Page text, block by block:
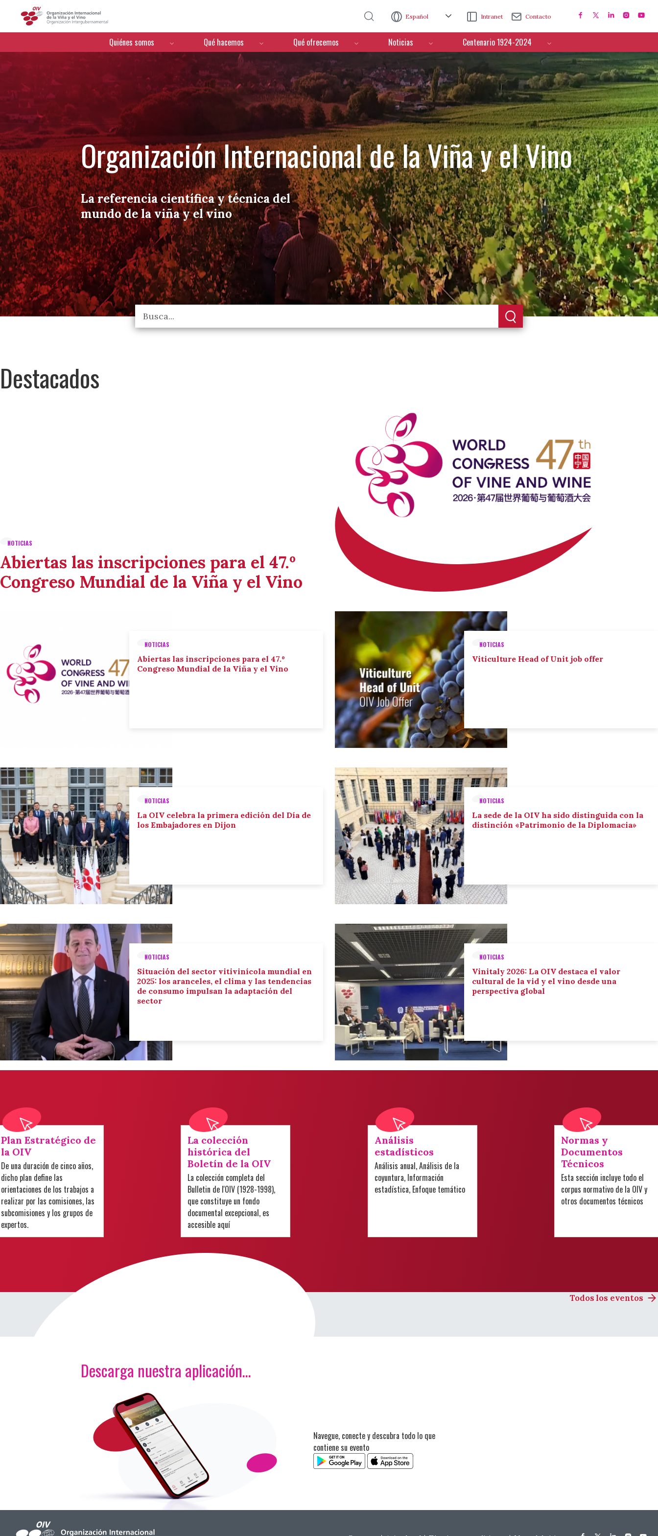
Español Intranet Contacto
Menú de navegación
Quiénes somos Qué hacemos Qué ofrecemos Noticias Centenario 1924-2024
Organización Internacional de la Viña y el Vino
La referencia científica y técnica del
mundo de la viña y el vino
Destacados
NOTICIAS
Abiertas las inscripciones para el 47.º
Congreso Mundial de la Viña y el Vino
NOTICIAS
Abiertas las inscripciones para el 47.º
Congreso Mundial de la Viña y el Vino
NOTICIAS
Viticulture Head of Unit job offer
NOTICIAS
La OIV celebra la primera edición del Día de
los Embajadores en Dijon
NOTICIAS
La sede de la OIV ha sido distinguida con la
distinción «Patrimonio de la Diplomacia»
NOTICIAS
Situación del sector vitivinícola mundial en
2025: los aranceles, el clima y las tendencias
de consumo impulsan la adaptación del
sector
NOTICIAS
Vinitaly 2026: La OIV destaca el valor
cultural de la vid y el vino desde una
perspectiva global
Plan Estratégico de
la OIV
De una duración de cinco años,
dicho plan define las
orientaciones de los trabajos a
realizar por las comisiones, las
subcomisiones y los grupos de
expertos.
La colección
histórica del
Boletín de la OIV
La colección completa del
Bulletin de l'OIV (1928-1998),
que constituye un fondo
documental excepcional, es
accesible aquí
Análisis
estadísticos
Análisis anual, Análisis de la
coyuntura, Información
estadística, Enfoque temático
Normas y
Documentos
Técnicos
Esta sección incluye todo el
corpus normativo de la OIV y
otros documentos técnicos
Todos los eventos
Descarga nuestra aplicación…
Navegue, conecte y descubra todo lo que
contiene su evento